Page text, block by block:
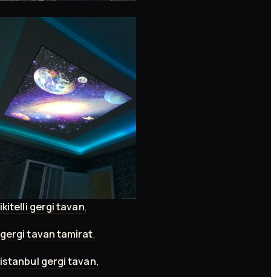
ikitelli gergi tavan,
gergi tavantamirat,
istanbul gergi tavan,